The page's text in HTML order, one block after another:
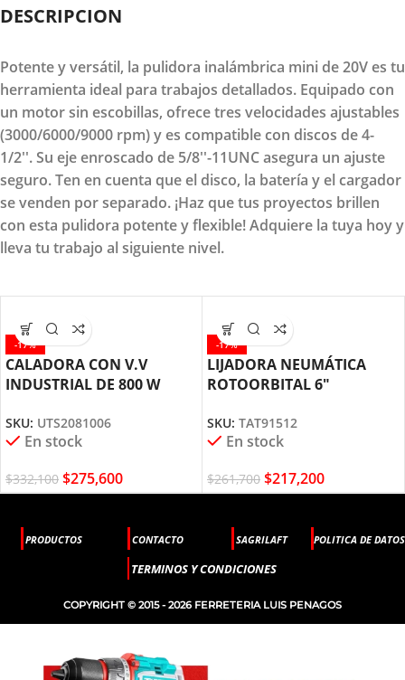
DESCRIPCION
Potente y versátil, la pulidora inalámbrica mini de 20V es tu
herramienta ideal para trabajos detallados. Equipado con
un motor sin escobillas, ofrece tres velocidades ajustables
(3000/6000/9000 rpm) y es compatible con discos de 4-
1/2''. Su eje enroscado de 5/8''-11UNC asegura un ajuste
seguro. Ten en cuenta que el disco, la batería y el cargador
se venden por separado. ¡Haz que tus proyectos brillen
con esta pulidora potente y flexible! Adquiere la tuya hoy y
lleva tu trabajo al siguiente nivel.
-17%
CALADORA CON V.V
INDUSTRIAL DE 800 W
SKU: UTS2081006
En stock
$332,100 $275,600
-17%
LIJADORA NEUMÁTICA
ROTOORBITAL 6″
SKU: TAT91512
En stock
$261,700 $217,200
PRODUCTOS CONTACTO SAGRILAFT POLITICA DE DATOS
TERMINOS Y CONDICIONES
COPYRIGHT © 2015 - 2026 FERRETERIA LUIS PENAGOS